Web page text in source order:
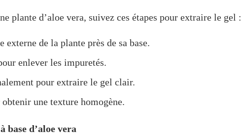
plante d’aloe vera, suivez ces étapes pour extraire le gel :
externe de la plante près de sa base.
enlever les impuretés.
pour extraire le gel clair.
une texture homogène.
base d’aloe vera